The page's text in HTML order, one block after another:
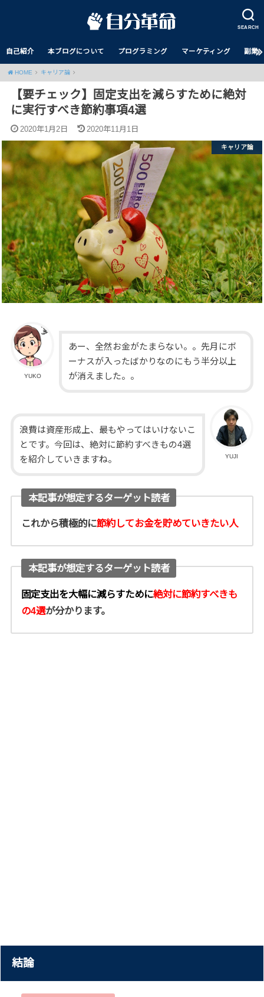
SEARCH
自己紹介 本ブログについて プログラミング マーケティング 副業
HOME キャリア論
【要チェック】固定支出を減らすために絶対
に実行すべき節約事項4選
2020年1月2日 2020年11月1日
キャリア論
YUKO
あー、全然お金がたまらない。。先月にボ
ーナスが入ったばかりなのにもう半分以上
が消えました。。
YUJI
浪費は資産形成上、最もやってはいけないこ
とです。今回は、絶対に節約すべきもの4選
を紹介していきますね。
本記事が想定するターゲット読者
これから積極的に節約してお金を貯めていきたい人
本記事が想定するターゲット読者
固定支出を大幅に減らすために絶対に節約すべきも
の4選が分かります。
結論